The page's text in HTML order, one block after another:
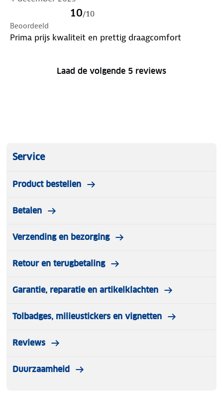
10/10
Beoordeeld
Prima prijs kwaliteit en prettig draagcomfort
Laad de volgende 5 reviews
Service
Product bestellen
Betalen
Verzending en bezorging
Retour en terugbetaling
Garantie, reparatie en artikelklachten
Tolbadges, milieustickers en vignetten
Reviews
Duurzaamheid